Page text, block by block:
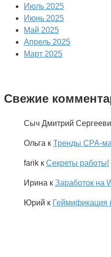
Июль 2025
Июнь 2025
Май 2025
Апрель 2025
Март 2025
Свежие
Сыч Дмитрий
Ольга к Тренды CPA-
farik к Секреты работы!
Ирина к Заработок на
Юрий к Геймификация